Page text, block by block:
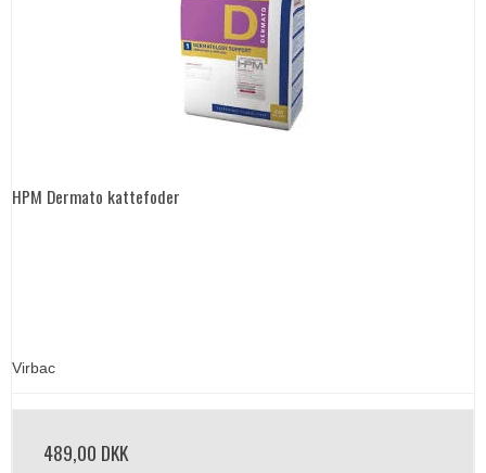
HPM Dermato kattefoder
Virbac
489,00 DKK